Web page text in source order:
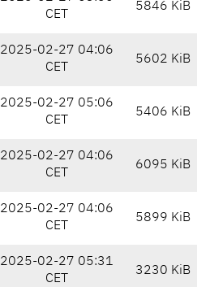
CET
5846 KiB
2025-02-27 04:06
CET
5602 KiB
2025-02-27 05:06
CET
5406 KiB
2025-02-27 04:06
CET
6095 KiB
2025-02-27 04:06
CET
5899 KiB
2025-02-27 05:31
CET
3230 KiB